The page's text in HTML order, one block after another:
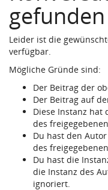
gefunden
Leider ist die
verfügbar.
Mögliche Gründe sind:
Der Beitrag der
Der Beitrag auf
Diese Instanz hat
des
Du hast den
des
Du hast die
die Instanz des
ignoriert.